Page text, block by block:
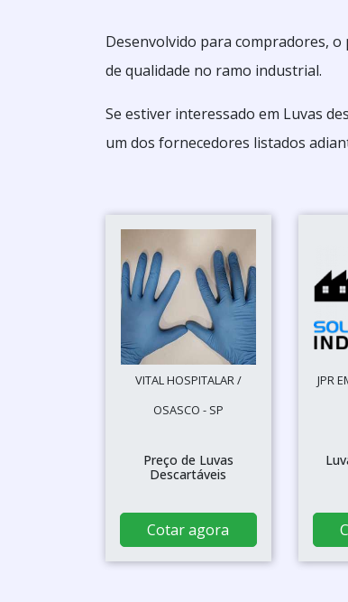
Desenvolvido para compradores,
de qualidade no ramo industrial.
Se estiver interessado em Luvas
um dos fornecedores listados
VITAL HOSPITALAR /
OSASCO - SP
Preço de Luvas
Descartáveis
Cotar agora
JPR